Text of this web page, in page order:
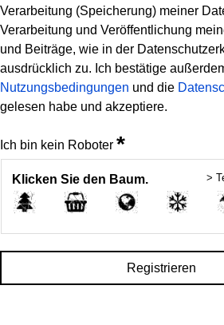
Verarbeitung (Speicherung) meiner
Verarbeitung und Veröffentlichung
und Beiträge, wie in der
ausdrücklich zu. Ich bestätige
Nutzungsbedingungen und die
gelesen habe und akzeptiere.
Ich bin kein Roboter *
Klicken Sie den Baum. >
Registrieren